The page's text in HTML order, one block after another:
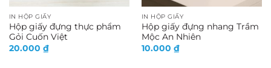
IN HỘP GIẤY
Hộp giấy đựng thực phẩm
Gỏi Cuốn Việt
20.000 ₫
IN HỘP GIẤY
Hộp giấy đựng nhang Trầm
Mộc An Nhiên
10.000 ₫